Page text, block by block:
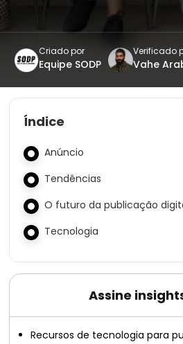
Criado por
Equipe SODP
Verificado
Vahe
Índice
Anúncio
Tendências
O futuro da publicação
Tecnologia
Assine
Recursos de tecnologia para